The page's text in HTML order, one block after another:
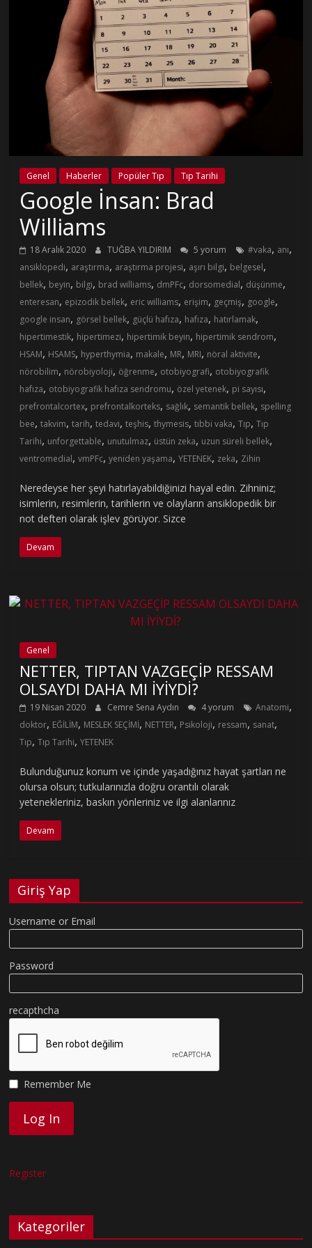
Genel Haberler Popüler Tıp Tıp Tarihi
Google İnsan: Brad
Williams
18 Aralık 2020 TUĞBA YILDIRIM 5 yorum #vaka, anı,
ansiklopedi, araştırma, araştırma projesi, aşırı bilgi, belgesel,
bellek, beyin, bilgi, brad williams, dmPFc, dorsomedial, düşünme,
enteresan, epizodik bellek, eric williams, erişim, geçmiş, google,
google insan, görsel bellek, güçlü hafıza, hafıza, hatırlamak,
hipertimestik, hipertimezi, hipertimik beyin, hipertimik sendrom,
HSAM, HSAMS, hyperthymia, makale, MR, MRI, nöral aktivite,
nörobilim, nörobiyoloji, öğrenme, otobiyografi, otobiyografik
hafıza, otobiyografik hafıza sendromu, özel yetenek, pi sayısı,
prefrontalcortex, prefrontalkorteks, sağlık, semantik bellek, spelling
bee,takvim,tarih,tedavi,teşhis,thymesis,tıbbi vaka,Tıp,Tıp
Tarihi, unforgettable, unutulmaz, üstün zeka, uzun süreli bellek,
ventromedial,vmPFc,yeniden yaşama,YETENEK, zeka, Zihin
Neredeyse her şeyi hatırlayabildiğinizi hayal edin. Zihniniz;
isimlerin, resimlerin, tarihlerin ve olayların ansiklopedik bir
not defteri olarak işlev görüyor. Sizce
Devam
Genel
NETTER, TIPTAN VAZGEÇİP RESSAM
OLSAYDI DAHA MI İYİYDİ?
19 Nisan 2020 Cemre Sena Aydın 4 yorum Anatomi,
doktor, EĞİLİM, MESLEK SEÇİMİ, NETTER, Psikoloji, ressam, sanat,
Tıp,Tıp Tarihi,YETENEK
Bulunduğunuz konum ve içinde yaşadığınız hayat şartları ne
olursa olsun; tutkularınızla doğru orantılı olarak
yetenekleriniz, baskın yönleriniz ve ilgi alanlarınız
Devam
Giriş Yap
Username or Email
Password
recapthcha
Remember Me
Register
Kategoriler